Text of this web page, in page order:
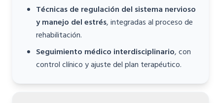
Técnicas de regulación del sistema nervioso
y manejo del estrés, integradas al proceso de
rehabilitación.
Seguimiento médico interdisciplinario, con
control clínico y ajuste del plan terapéutico.